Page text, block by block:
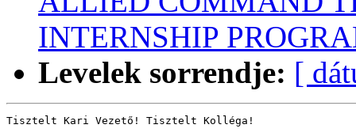
INTERNSHIP
Levelek sorrendje: [
Tisztelt Kari Vezető! Tisztelt Kolléga!